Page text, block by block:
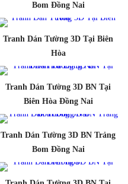
Bom Đồng Nai
Tranh Dán Tường 3D Tại Biên
Hòa
Tranh Dán Tường 3D BN Tại
Biên Hòa Đồng Nai
Tranh Dán Tường 3D BN Trảng
Bom Đồng Nai